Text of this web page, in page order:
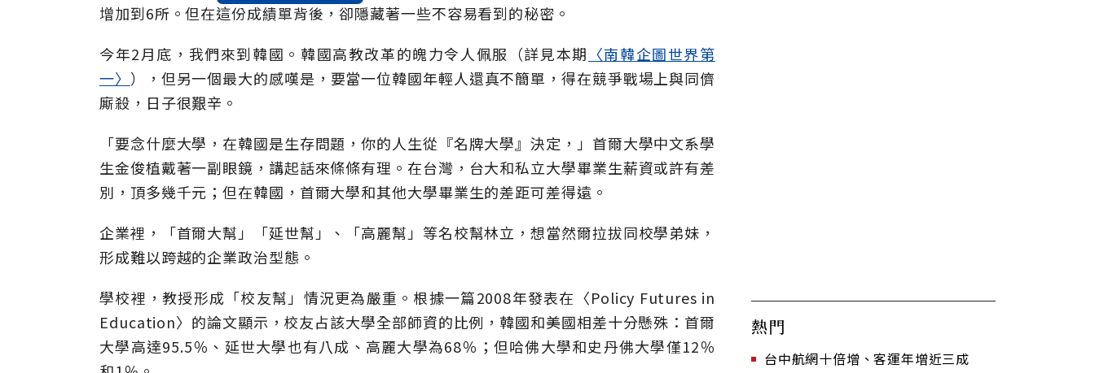
增加到6所。但在這份成績單背後，卻隱藏著一些不容易看到的秘密。
今年2月底，我們來到韓國。韓國高教改革的魄力令人佩服（詳見本期 〈南韓企圖世界第
一〉 ），但另一個最大的感嘆是，要當一位韓國年輕人還真不簡單，得在競爭戰場上與同儕
廝殺，日子很艱辛。
「要念什麼大學，在韓國是生存問題，你的人生從『名牌大學』決定，」首爾大學中文系學
生金俊植戴著一副眼鏡，講起話來條條有理。在台灣，台大和私立大學畢業生薪資或許有差
別，頂多幾千元；但在韓國，首爾大學和其他大學畢業生的差距可差得遠。
企業裡，「首爾大幫」「延世幫」、「高麗幫」等名校幫林立，想當然爾拉拔同校學弟妹，
形成難以跨越的企業政治型態。
學校裡，教授形成「校友幫」情況更為嚴重。根據一篇2008年發表在〈Policy Futures in
Education〉的論文顯示，校友占該大學全部師資的比例，韓國和美國相差十分懸殊：首爾
大學高達95.5％、延世大學也有八成、高麗大學為68％；但哈佛大學和史丹佛大學僅12％
熱門
台中航網十倍增、客運年增近三成